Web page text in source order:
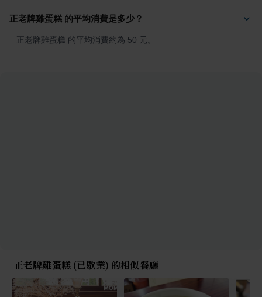
正老牌雞蛋糕 的平均消費是多少？
正老牌雞蛋糕 的平均消費約為 50 元。
正老牌雞蛋糕 (已歇業) 的相似餐廳